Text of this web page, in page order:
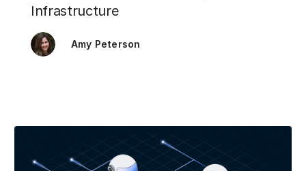
Infrastructure
Amy Peterson